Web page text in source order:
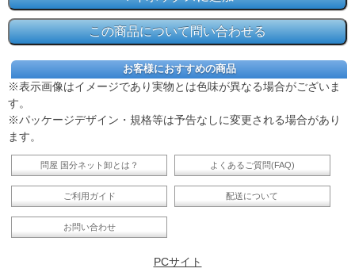
お客様におすすめの商品
※表示画像はイメージであり実物とは色味が異なる場合がございま
す。
※パッケージデザイン・規格等は予告なしに変更される場合があり
ます。
問屋 国分ネット卸とは？ よくあるご質問(FAQ)
ご利用ガイド 配送について
お問い合わせ
PCサイト